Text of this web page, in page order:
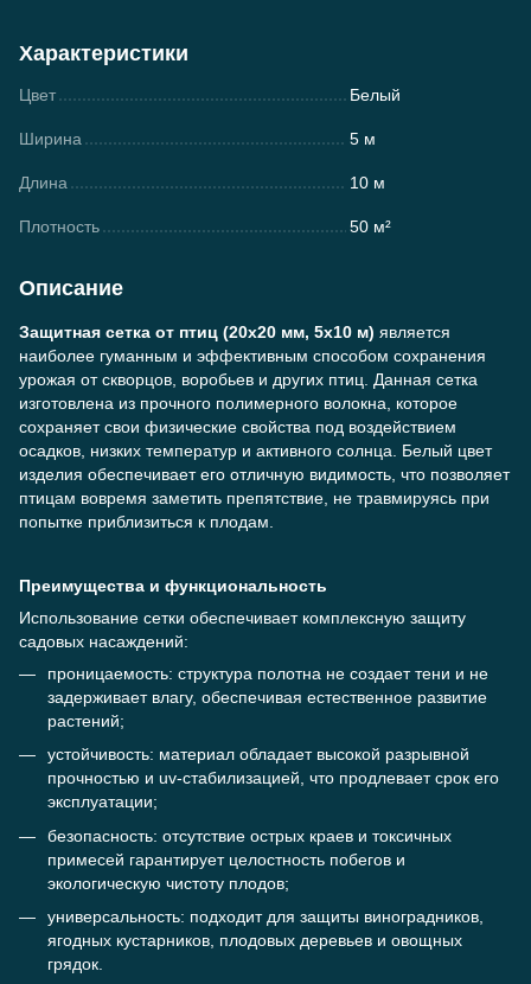
Характеристики
Цвет Белый
Ширина 5 м
Длина 10 м
Плотность 50 м²
Описание
Защитная сетка от птиц (20х20 мм, 5х10 м) является
наиболее гуманным и эффективным способом сохранения
урожая от скворцов, воробьев и других птиц. Данная сетка
изготовлена из прочного полимерного волокна, которое
сохраняет свои физические свойства под воздействием
осадков, низких температур и активного солнца. Белый цвет
изделия обеспечивает его отличную видимость, что позволяет
птицам вовремя заметить препятствие, не травмируясь при
попытке приблизиться к плодам.
Преимущества и функциональность
Использование сетки обеспечивает комплексную защиту
садовых насаждений:
проницаемость: структура полотна не создает тени и не
задерживает влагу, обеспечивая естественное развитие
растений;
устойчивость: материал обладает высокой разрывной
прочностью и uv-стабилизацией, что продлевает срок его
эксплуатации;
безопасность: отсутствие острых краев и токсичных
примесей гарантирует целостность побегов и
экологическую чистоту плодов;
универсальность: подходит для защиты виноградников,
ягодных кустарников, плодовых деревьев и овощных
грядок.